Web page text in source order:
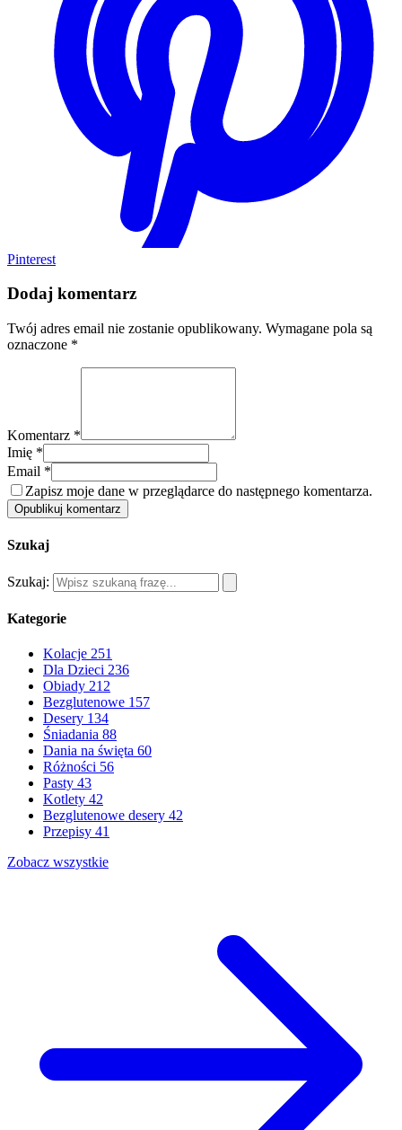
Pinterest
Dodaj komentarz
Twój adres email nie zostanie opublikowany. Wymagane pola są
oznaczone *
Komentarz *
Imię *
Email *
Zapisz moje dane w przeglądarce do następnego komentarza.
Opublikuj komentarz
Szukaj
Szukaj:
Kategorie
Kolacje 251
Dla Dzieci 236
Obiady 212
Bezglutenowe 157
Desery 134
Śniadania 88
Dania na święta 60
Różności 56
Pasty 43
Kotlety 42
Bezglutenowe desery 42
Przepisy 41
Zobacz wszystkie